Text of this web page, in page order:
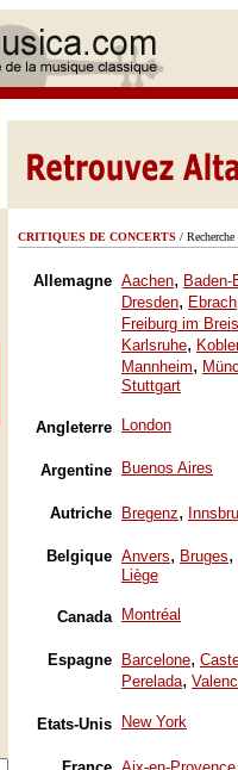
CRITIQUES DE CONCERTS /
Allemagne Aachen, Baden-
Dresden, Ebrach
Freiburg im
Karlsruhe,
Mannheim,
Stuttgart
Angleterre London
Argentine Buenos Aires
Autriche Bregenz,
Belgique Anvers, Bruges,
Liège
Canada Montréal
Espagne Barcelone,
Perelada,
Etats-Unis New York